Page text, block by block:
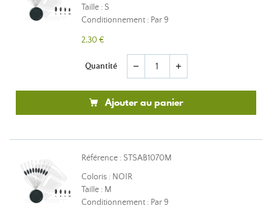
Taille : S
Conditionnement : Par 9
2,30 €
Quantité remove add
Ajouter au panier
Référence : STSAB1070M
Coloris : NOIR
Taille : M
Conditionnement : Par 9